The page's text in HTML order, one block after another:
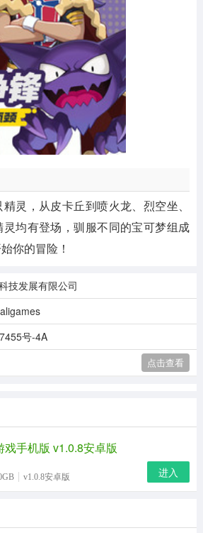
灵，从皮卡丘到喷火龙、烈空坐、
均有登场，驯服不同的宝可梦组成
你的冒险！
技发展有限公司
号-4A
点击查看
戏手机版 v1.0.8安卓版
v1.0.8安卓版 进入